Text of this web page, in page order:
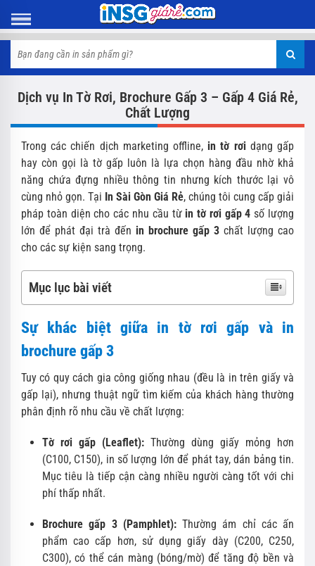
Dịch vụ In Tờ Rơi, Brochure Gấp 3 – Gấp 4 Giá Rẻ,
Chất Lượng
Trong các chiến dịch marketing offline, in tờ rơidạng gấp
hay còn gọi là tờ gấp luôn là lựa chọn hàng đầu nhờ khả
năng chứa đựng nhiều thông tin nhưng kích thước lại vô
cùng nhỏ gọn. Tại In Sài Gòn Giá Rẻ, chúng tôi cung cấp giải
pháp toàn diện cho các nhu cầu từ in tờ rơi gấp 4 số lượng
lớn để phát đại trà đến in brochure gấp 3 chất lượng cao
cho các sự kiện sang trọng.
Mục lục bài viết
Sự khác biệt giữa in tờ rơi gấp và in
brochure gấp 3
Tuy có quy cách gia công giống nhau (đều là in trên giấy và
gấp lại), nhưng thuật ngữ tìm kiếm của khách hàng thường
phân định rõ nhu cầu về chất lượng:
Tờ rơi gấp (Leaflet): Thường dùng giấy mỏng hơn
(C100, C150), in số lượng lớn để phát tay, dán bảng tin.
Mục tiêu là tiếp cận càng nhiều người càng tốt với chi
phí thấp nhất.
Brochure gấp 3 (Pamphlet):Thường ám chỉ các ấn
phẩm cao cấp hơn, sử dụng giấy dày (C200, C250,
C300), có thể cán màng (bóng/mờ) để tăng độ bền và